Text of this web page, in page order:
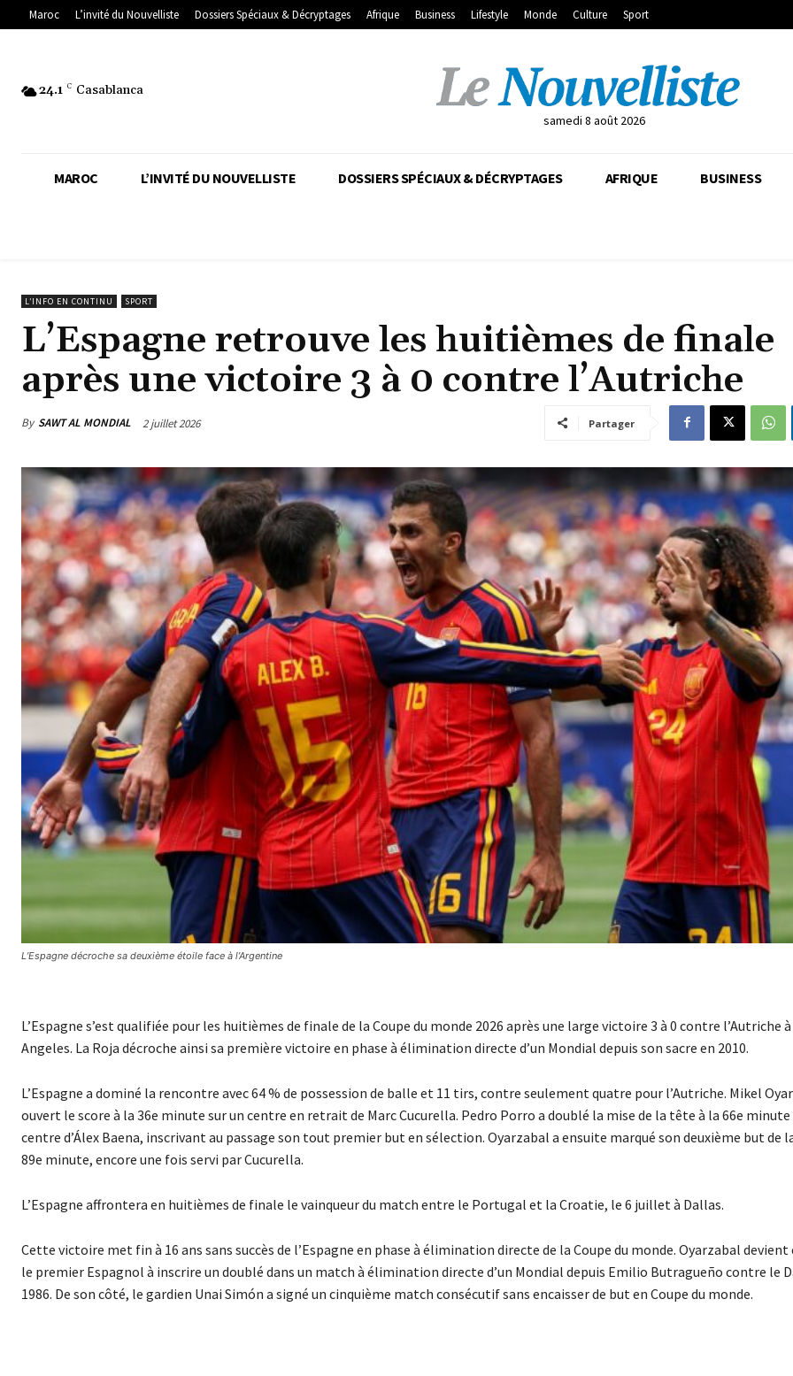
Maroc L’invité du Nouvelliste Dossiers Spéciaux & Décryptages Afrique Business Lifestyle Monde Culture Sport
24.1 C Casablanca
samedi 8 août 2026
MAROC L’INVITÉ DU NOUVELLISTE DOSSIERS SPÉCIAUX & DÉCRYPTAGES AFRIQUE BUSINESS
L’INFO EN CONTINU SPORT
L’Espagne retrouve les huitièmes de finale
après une victoire 3 à 0 contre l’Autriche
By SAWT AL MONDIAL 2 juillet 2026 Partager
L’Espagne décroche sa deuxième étoile face à l’Argentine
L’Espagne s’est qualifiée pour les huitièmes de finale de la Coupe du monde 2026 après une large victoire 3 à 0 contre l’Autriche à
Angeles. La Roja décroche ainsi sa première victoire en phase à élimination directe d’un Mondial depuis son sacre en 2010.
L’Espagne a dominé la rencontre avec 64 % de possession de balle et 11 tirs, contre seulement quatre pour l’Autriche. Mikel
ouvert le score à la 36e minute sur un centre en retrait de Marc Cucurella. Pedro Porro a doublé la mise de la tête à la 66e minute
centre d’Álex Baena, inscrivant au passage son tout premier but en sélection. Oyarzabal a ensuite marqué son deuxième but de
89e minute, encore une fois servi par Cucurella.
L’Espagne affrontera en huitièmes de finale le vainqueur du match entre le Portugal et la Croatie, le 6 juillet à Dallas.
Cette victoire met fin à 16 ans sans succès de l’Espagne en phase à élimination directe de la Coupe du monde. Oyarzabal
le premier Espagnol à inscrire un doublé dans un match à élimination directe d’un Mondial depuis Emilio Butragueño contre le
1986. De son côté, le gardien Unai Simón a signé un cinquième match consécutif sans encaisser de but en Coupe du monde.